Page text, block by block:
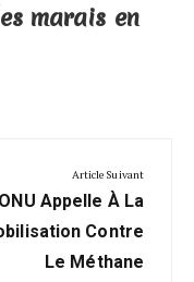
marais en
Article Suivant
Appelle À La
Contre
Le Méthane